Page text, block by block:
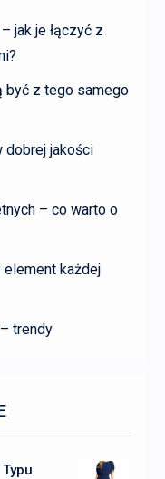
jak je łączyć z
być z tego samego
dobrej jakości
– co warto o
każdej
trendy